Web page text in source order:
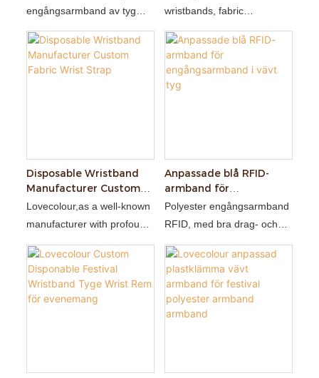
tyg med logotyp
engångsarmband av tyg
med engångslås, Tillverkat
av högkvalitativt tyg, mjukt
och hudvänligt
Wrist Strap
wristbands, fabric
wristbands, elastic
wristbands, silicone
wristbands and many styles
of wristbands, they use on
Disposable Wristband
Manufacturer Custom
Fabric Wrist Strap
Lovecolour,as a well-known
manufacturer with profound
China,we export all kinds of
wristbands, fabric
wristbands, elastic
Anpassade blå RFID-
armband för
engångsarmband i vävt
tyg
Polyester engångsarmband
RFID, med bra drag- och
och bekvämt, inbyggt RFID-
chip